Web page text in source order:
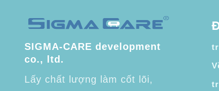
SIGMA-CARE development
co., ltd.
Lấy chất lượng làm cốt lõi,